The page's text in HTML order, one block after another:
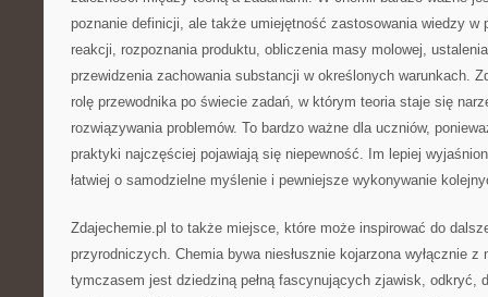
poznanie definicji, ale także umiejętność zastosowania wiedzy w
reakcji, rozpoznania produktu, obliczenia masy molowej,
przewidzenia zachowania substancji w określonych warunkach.
rolę przewodnika po świecie zadań, w którym teoria staje się
rozwiązywania problemów. To bardzo ważne dla uczniów,
praktyki najczęściej pojawiają się niepewność. Im lepiej
łatwiej o samodzielne myślenie i pewniejsze wykonywanie
Zdajechemie.pl to także miejsce, które może inspirować do
przyrodniczych. Chemia bywa niesłusznie kojarzona wyłącznie z
tymczasem jest dziedziną pełną fascynujących zjawisk, odkryć,